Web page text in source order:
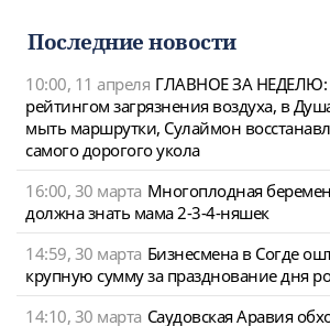
Последние новости
10:00, 11 апреля ГЛАВНОЕ ЗА НЕДЕЛЮ:
рейтингом загрязнения воздуха, в
мыть маршрутки, Сулаймон
самого дорогого укола
16:00, 30 марта Многоплодная
должна знать мама 2-3-4-няшек
14:59, 30 марта Бизнесмена в Согде
крупную сумму за празднование дня
14:10, 30 марта Саудовская Аравия